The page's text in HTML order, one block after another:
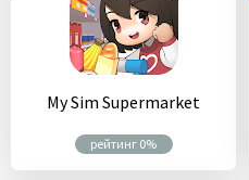
My Sim Supermarket
рейтинг 0%